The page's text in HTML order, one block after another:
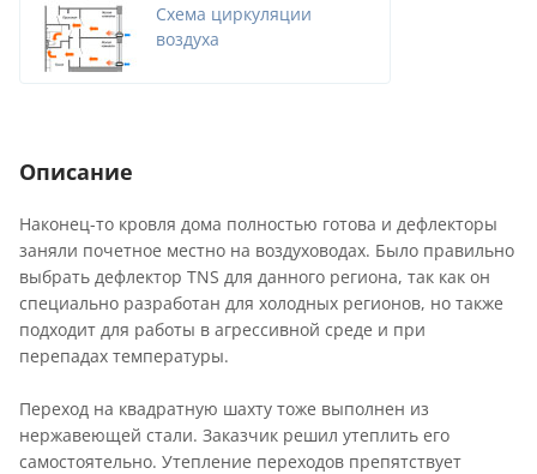
Схема циркуляции
воздуха
Описание
Наконец-то кровля дома полностью готова и дефлекторы
заняли почетное местно на воздуховодах. Было правильно
выбрать дефлектор TNS для данного региона, так как он
специально разработан для холодных регионов, но также
подходит для работы в агрессивной среде и при
перепадах температуры.
Переход на квадратную шахту тоже выполнен из
нержавеющей стали. Заказчик решил утеплить его
самостоятельно. Утепление переходов препятствует